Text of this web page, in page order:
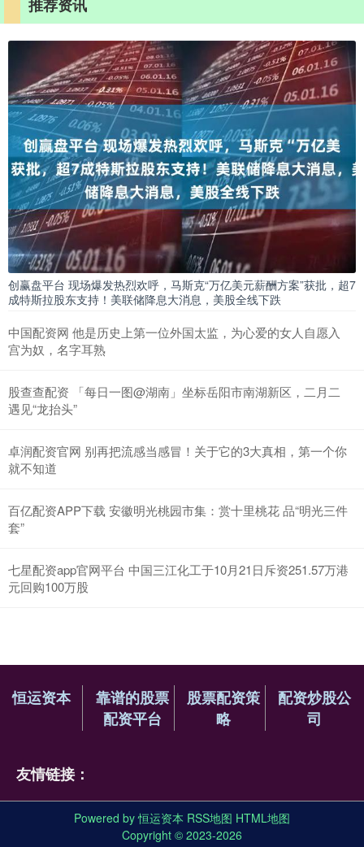
推荐资讯
创赢盘平台 现场爆发热烈欢呼，马斯克“万亿美元薪酬方案”获批，超7
成特斯拉股东支持！美联储降息大消息，美股全线下跌
中国配资网 他是历史上第一位外国太监，为心爱的女人自愿入
宫为奴，名字耳熟
股查查配资 「每日一图@湖南」坐标岳阳市南湖新区，二月二
遇见“龙抬头”
卓润配资官网 别再把流感当感冒！关于它的3大真相，第一个你
就不知道
百亿配资APP下载 安徽明光桃园市集：赏十里桃花 品“明光三件
套”
七星配资app官网平台 中国三江化工于10月21日斥资251.57万港
元回购100万股
恒运资本
靠谱的股票
配资平台
股票配资策
略
配资炒股公
司
友情链接：
Powered by恒运资本 RSS地图 HTML地图
Copyright © 2023-2026